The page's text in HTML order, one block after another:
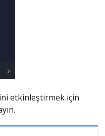
etkinleştirmek için